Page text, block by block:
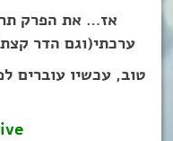
אז… את הפרק
ערכתי(וגם הדר
טוב, עכשיו עוברים